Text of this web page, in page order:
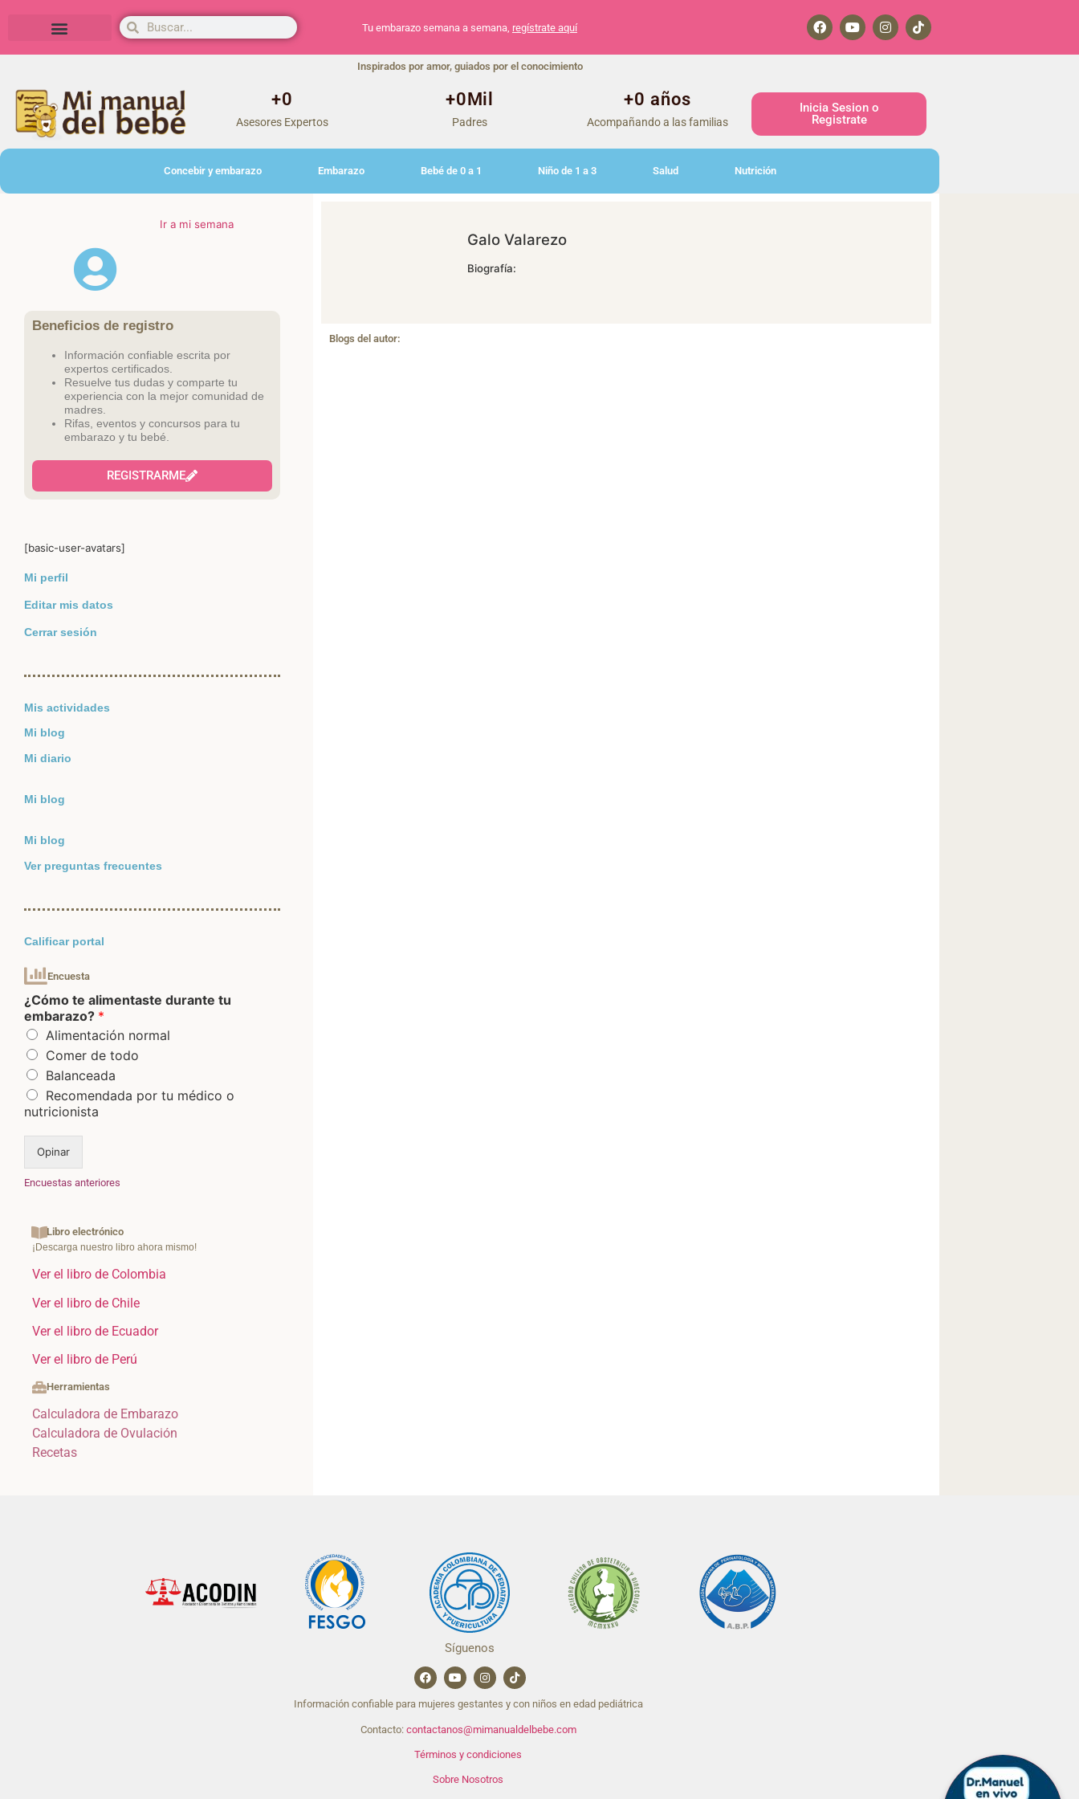
Tu embarazo semana a semana, regístrate aquí
Inspirados por amor, guiados por el conocimiento
Asesores Expertos
+0
Padres
+0Mil
Acompañando a las familias
+0 años
Inicia Sesion o
Registrate
Concebir y embarazo Embarazo Bebé de 0 a 1 Niño de 1 a 3 Salud Nutrición
Ir a mi semana
Beneficios de registro
Información confiable escrita por
expertos certificados.
Resuelve tus dudas y comparte tu
experiencia con la mejor comunidad de
madres.
Rifas, eventos y concursos para tu
embarazo y tu bebé.
REGISTRARME
[basic-user-avatars]
Mi perfil
Editar mis datos
Cerrar sesión
Mis actividades
Mi blog
Mi diario
Mi blog
Mi blog
Ver preguntas frecuentes
Calificar portal
Encuesta
¿Cómo te alimentaste durante tu
embarazo? *
Alimentación normal
Comer de todo
Balanceada
Recomendada por tu médico o
nutricionista
Opinar
Encuestas anteriores
Libro electrónico
¡Descarga nuestro libro ahora mismo!
Ver el libro de Colombia
Ver el libro de Chile
Ver el libro de Ecuador
Ver el libro de Perú
Herramientas
Calculadora de Embarazo
Calculadora de Ovulación
Recetas
Galo Valarezo
Biografía:
Blogs del autor:
Síguenos
Información confiable para mujeres gestantes y con niños en edad pediátrica
Contacto: contactanos@mimanualdelbebe.com
Términos y condiciones
Sobre Nosotros